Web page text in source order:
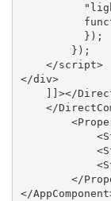
          });
        });
    </script>
</div>
]]></
</
</
</